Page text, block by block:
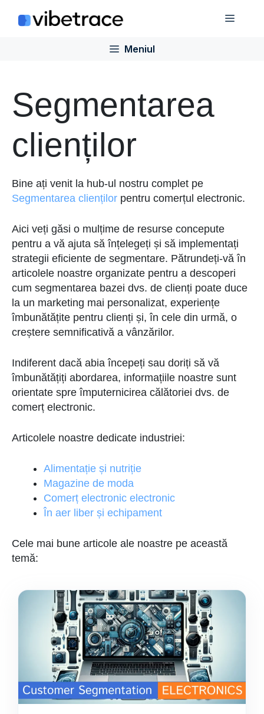
Meniul
Segmentarea
clienților
Bine ați venit la hub-ul nostru complet pe
Segmentarea clienților pentru comerțul electronic.
Aici veți găsi o mulțime de resurse concepute
pentru a vă ajuta să înțelegeți și să implementați
strategii eficiente de segmentare. Pătrundeți-vă în
articolele noastre organizate pentru a descoperi
cum segmentarea bazei dvs. de clienți poate duce
la un marketing mai personalizat, experiențe
îmbunătățite pentru clienți și, în cele din urmă, o
creștere semnificativă a vânzărilor.
Indiferent dacă abia începeți sau doriți să vă
îmbunătățiți abordarea, informațiile noastre sunt
orientate spre împuternicirea călătoriei dvs. de
comerț electronic.
Articolele noastre dedicate industriei:
Alimentație și nutriție
Magazine de moda
Comerț electronic electronic
În aer liber și echipament
Cele mai bune articole ale noastre pe această
temă: